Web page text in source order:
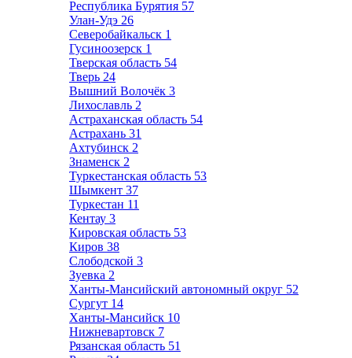
Республика Бурятия 57
Улан-Удэ 26
Северобайкальск 1
Гусиноозерск 1
Тверская область 54
Тверь 24
Вышний Волочёк 3
Лихославль 2
Астраханская область 54
Астрахань 31
Ахтубинск 2
Знаменск 2
Туркестанская область 53
Шымкент 37
Туркестан 11
Кентау 3
Кировская область 53
Киров 38
Слободской 3
Зуевка 2
Ханты-Мансийский автономный округ 52
Сургут 14
Ханты-Мансийск 10
Нижневартовск 7
Рязанская область 51